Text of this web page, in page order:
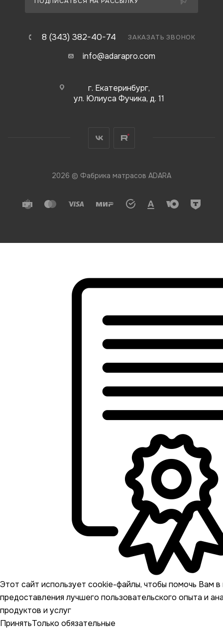
8 (343) 382-40-74 ЗАКАЗАТЬ ЗВОНОК
info@adarapro.com
г. Екатеринбург,
ул. Юлиуса Фучика, д. 11
2026 © Фабрика матрасов ADARA
Этот сайт использует cookie-файлы, чтобы помочь Вам в
предоставления лучшего пользовательского опыта и
продуктов и услуг
ПринятьТолько обязательные